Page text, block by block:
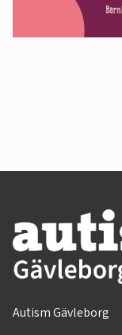
Autism Gävleborg